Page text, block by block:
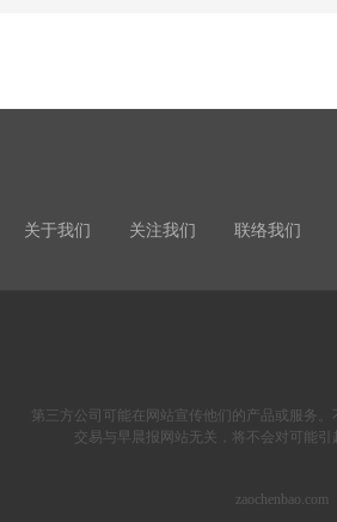
关于我们 关注我们 联络我们
第三方公司可能在网站宣传他们的产品或服务
交易与早晨报网站无关，将不会对可能引
zaochenbao.com